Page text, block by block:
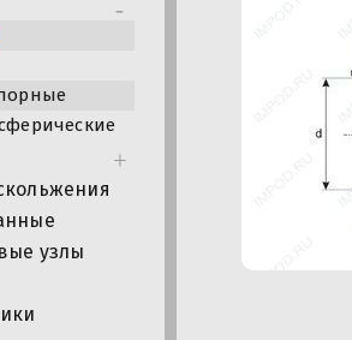
узлы